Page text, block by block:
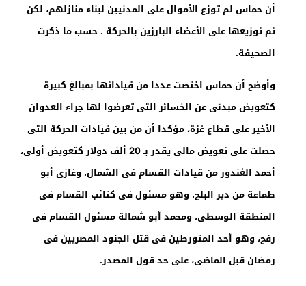
أن حماس لم توزع الأموال على المدنيين لبناء منازلهم، لكن
تم توزيعها على الأعضاء البارزين بالحركة . حسب ما ذكرت
الصحيفة.
وأوضح أن حماس اختصت عددا من قياداتها بمبالغ كبيرة
كتعويض مبدئى عن الخسائر التى تعرضوا لها جراء العدوان
الأخير على قطاع غزة، مؤكدا أن من بين قيادات الحركة التى
حصلت على تعويض مالى يقدر بـ 20 ألف دولار كتعويض أولى،
أحمد الغندور من قيادات القسام فى الشمال، وغازى أبو
طماعة من دير البلح، وهو مسئول فى كتائب القسام فى
المنطقة الوسطى، ومحمد أبو شمالة مسئول القسام فى
رفح، وهو أحد المتورطين فى قتل الجنود المصريين فى
رمضان قبل الماضى، على حد قول المصدر.